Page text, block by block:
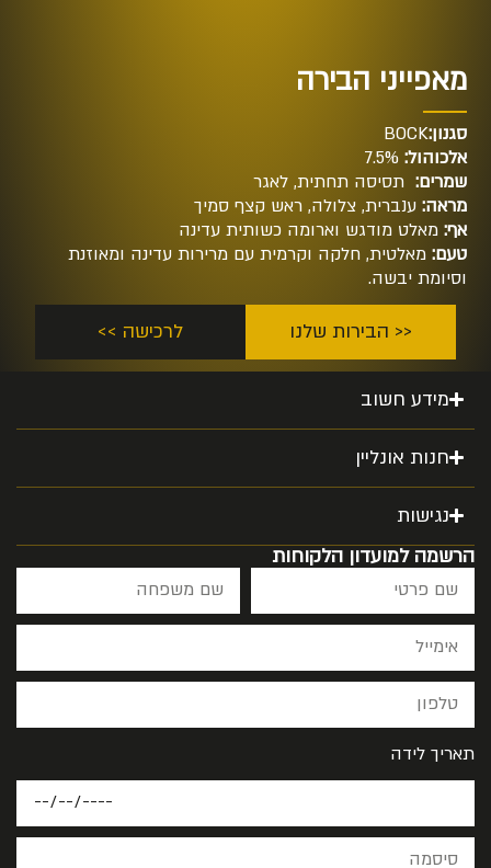
מאפייני הבירה
סגנון:BOCK
אלכוהול: 7.5%
שמרים: תסיסה תחתית, לאגר
מראה: ענברית, צלולה, ראש קצף סמיך
אף: מאלט מודגש וארומה כשותית עדינה
טעם: מאלטית, חלקה וקרמית עם מרירות עדינה ומאוזנת
וסיומת יבשה.
<< הבירות שלנו לרכישה >>
מידע חשוב
חנות אונליין
נגישות
הרשמה למועדון הלקוחות
תאריך לידה